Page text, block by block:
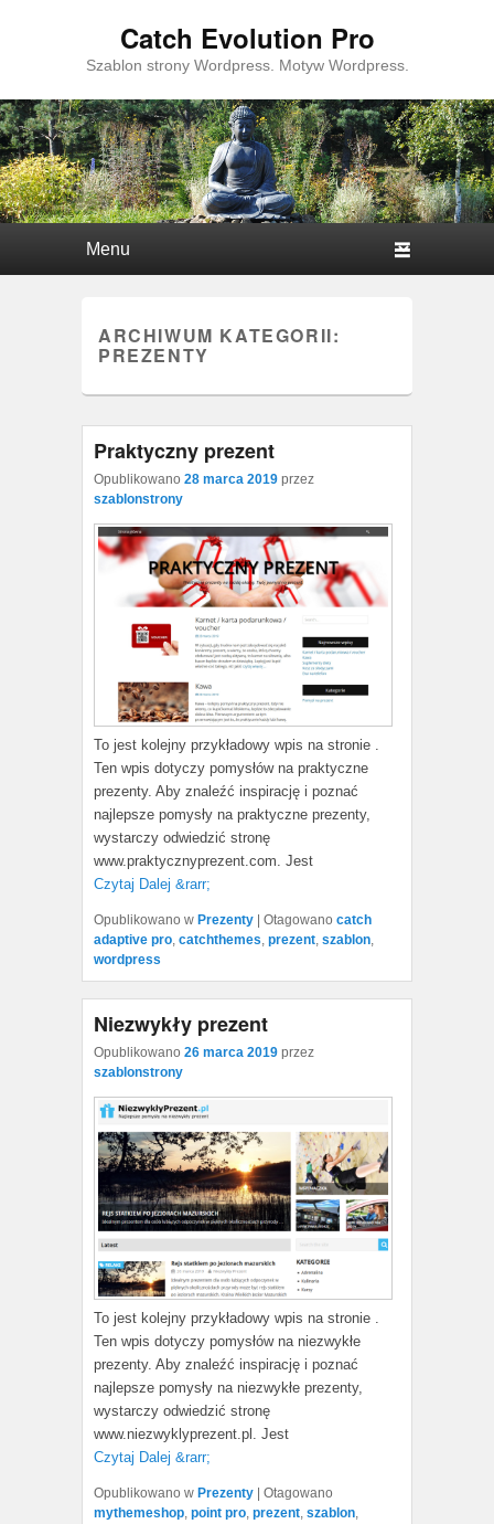
Catch Evolution Pro
Szablon strony Wordpress. Motyw Wordpress.
ARCHIWUM KATEGORII:
PREZENTY
Praktyczny prezent
Opublikowano 28 marca 2019 przez
szablonstrony
To jest kolejny przykładowy wpis na stronie .
Ten wpis dotyczy pomysłów na praktyczne
prezenty. Aby znaleźć inspirację i poznać
najlepsze pomysły na praktyczne prezenty,
wystarczy odwiedzić stronę
www.praktycznyprezent.com. Jest
Czytaj Dalej &rarr;
Opublikowano w Prezenty Otagowano catch
adaptive pro, catchthemes, prezent, szablon,
wordpress
Niezwykły prezent
Opublikowano 26 marca 2019 przez
szablonstrony
To jest kolejny przykładowy wpis na stronie .
Ten wpis dotyczy pomysłów na niezwykłe
prezenty. Aby znaleźć inspirację i poznać
najlepsze pomysły na niezwykłe prezenty,
wystarczy odwiedzić stronę
www.niezwyklyprezent.pl. Jest
Czytaj Dalej &rarr;
Opublikowano w Prezenty
Otagowano
mythemeshop, point pro, prezent, szablon,